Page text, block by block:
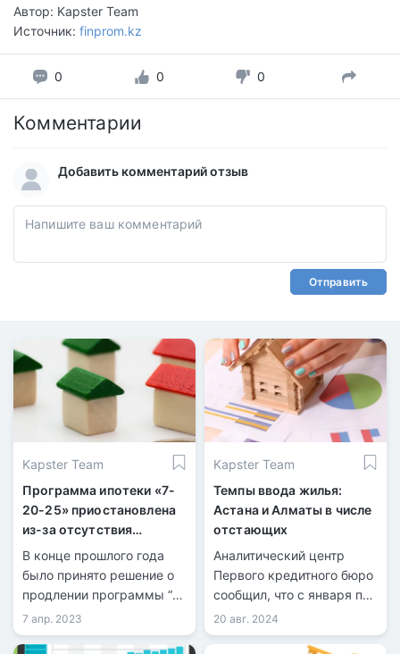
Автор: Kapster Team
Источник: finprom.kz
0 0 0
Комментарии
Добавить комментарий отзыв
Отправить
Kapster Team
Программа ипотеки «7-
20-25» приостановлена
из-за отсутствия
финансирования
В конце прошлого года
было принято решение о
продлении программы “7-
20-25”, до 2029 года в
Казахстане. Тем не
7 апр. 2023
Kapster Team
Темпы ввода жилья:
Астана и Алматы в числе
отстающих
Аналитический центр
Первого кредитного бюро
сообщил, что с января по
июль 2024 года в
Казахстане ввели 8,7 млн
20 авг. 2024